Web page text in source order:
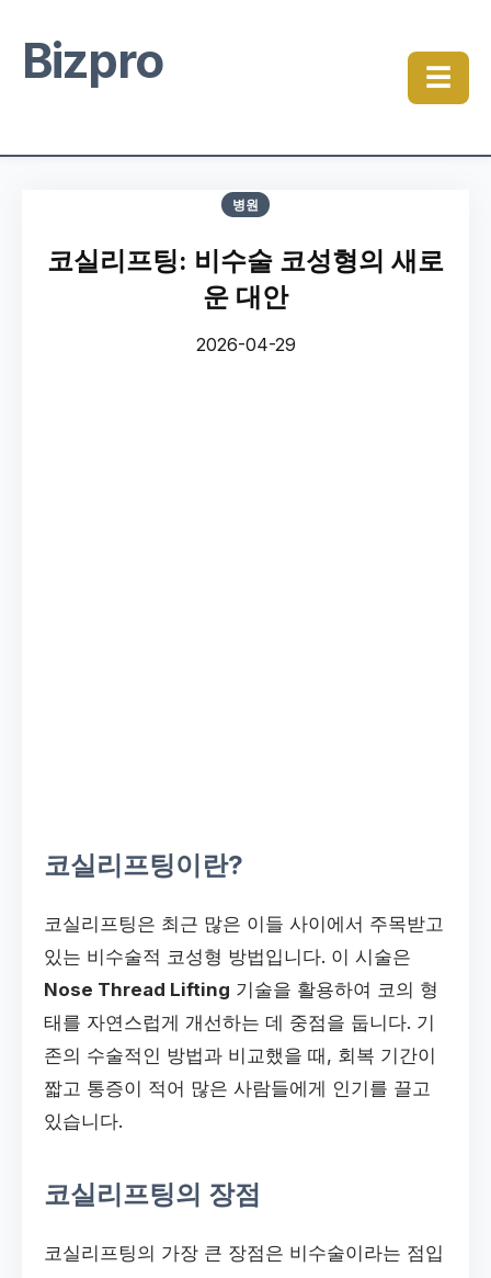
Bizpro ☰
병원
코실리프팅: 비수술 코성형의 새로
운 대안
2026-04-29
코실리프팅이란?
코실리프팅은 최근 많은 이들 사이에서 주목받고
있는 비수술적 코성형 방법입니다. 이 시술은
Nose Thread Lifting 기술을 활용하여 코의 형
태를 자연스럽게 개선하는 데 중점을 둡니다. 기
존의 수술적인 방법과 비교했을 때, 회복 기간이
짧고 통증이 적어 많은 사람들에게 인기를 끌고
있습니다.
코실리프팅의 장점
코실리프팅의 가장 큰 장점은 비수술이라는 점입